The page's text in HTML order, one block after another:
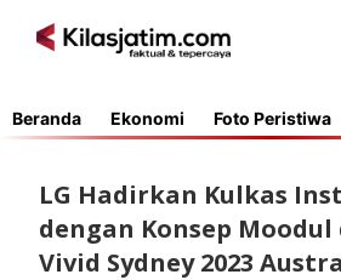
Beranda Ekonomi Foto Peristiwa
LG Hadirkan Kulkas
dengan Konsep
Vivid Sydney 2023